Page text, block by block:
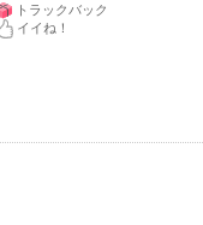
トラックバック
イイね！